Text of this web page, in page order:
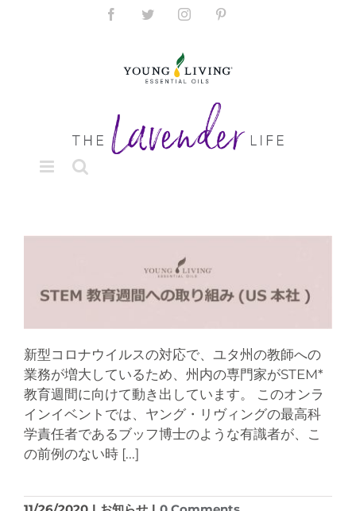
FacebookTwitterInstagram
新型コロナウイルスの対応で、ユタ州の教師への
業務が増大しているため、州内の専門家がSTEM*
教育週間に向けて動き出しています。 このオンラ
インイベントでは、ヤング・リヴィングの最高科
学責任者であるブッフ博士のような有識者が、こ
の前例のない時 [...]